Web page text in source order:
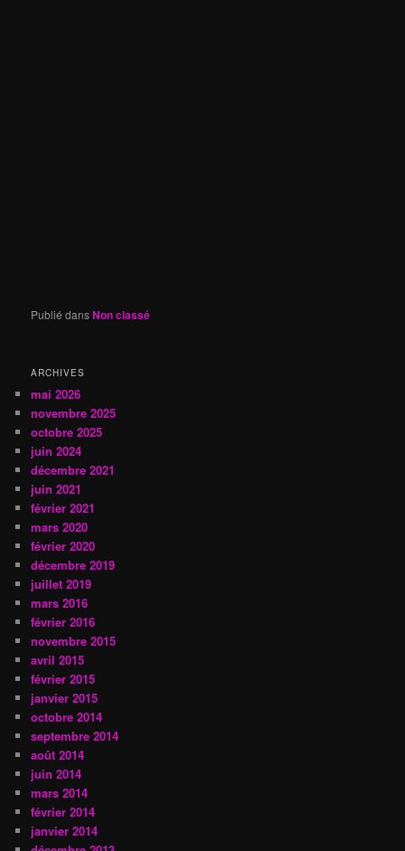
Publié dansNon classé
ARCHIVES
mai 2026
novembre 2025
octobre 2025
juin 2024
décembre 2021
juin 2021
février 2021
mars 2020
février 2020
décembre 2019
juillet 2019
mars 2016
février 2016
novembre 2015
avril 2015
février 2015
janvier 2015
octobre 2014
septembre 2014
août 2014
juin 2014
mars 2014
février 2014
janvier 2014